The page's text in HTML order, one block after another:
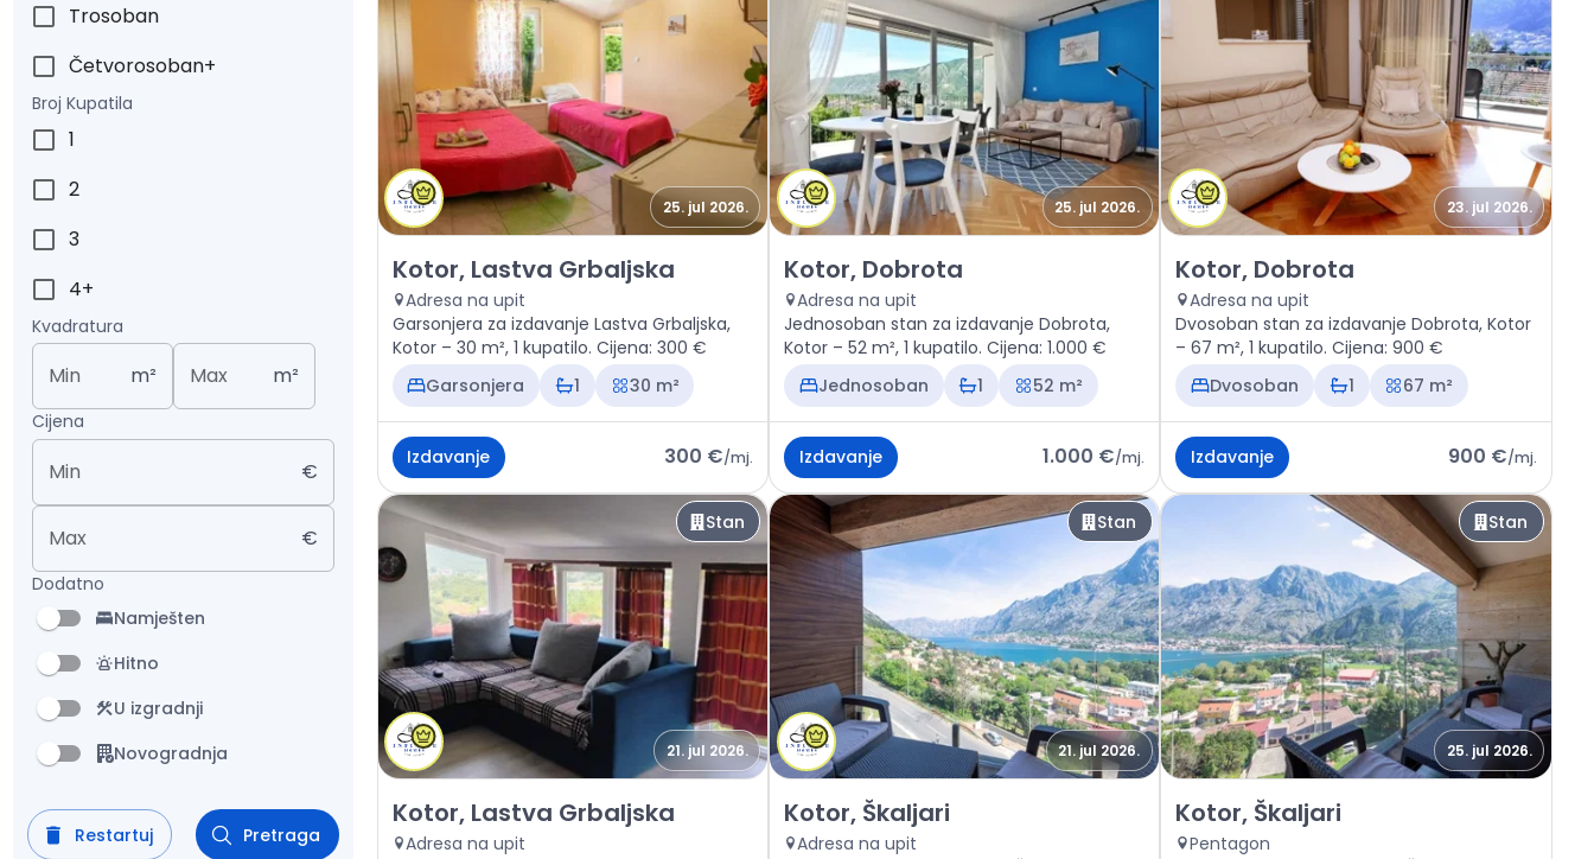
Trosoban
Četvorosoban+
Broj Kupatila
1
2
3
4+
Kvadratura
Min m² Max m²
Cijena
Min €
Max €
Dodatno
Namješten
Hitno
U izgradnji
Novogradnja
Restartuj Pretraga
25. jul 2026.
Izdavanje - Stan Kotor, Lastva Grbaljska
Kotor, Lastva Grbaljska
Adresa na upit
Garsonjera za izdavanje Lastva Grbaljska,
Kotor – 30 m², 1 kupatilo. Cijena: 300 €
Garsonjera
1 30 m²
Izdavanje 300 €/mj.
25. jul 2026.
Izdavanje - Stan Kotor, Dobrota
Kotor, Dobrota
Adresa na upit
Jednosoban stan za izdavanje Dobrota,
Kotor – 52 m², 1 kupatilo. Cijena: 1.000 €
Jednosoban
1 52 m²
Izdavanje 1.000 €/mj.
23. jul 2026.
Izdavanje - Stan Kotor, Dobrota
Kotor, Dobrota
Adresa na upit
Dvosoban stan za izdavanje Dobrota, Kotor
– 67 m², 1 kupatilo. Cijena: 900 €
Dvosoban
1 67 m²
Izdavanje 900 €/mj.
Stan
21. jul 2026.
Izdavanje - Stan Kotor, Lastva Grbaljska
Kotor, Lastva Grbaljska
Adresa na upit
Stan
21. jul 2026.
Izdavanje - Stan Kotor, Škaljari
Kotor, Škaljari
Adresa na upit
Stan
25. jul 2026.
Izdavanje - Stan Kotor, Škaljari
Kotor, Škaljari
Pentagon